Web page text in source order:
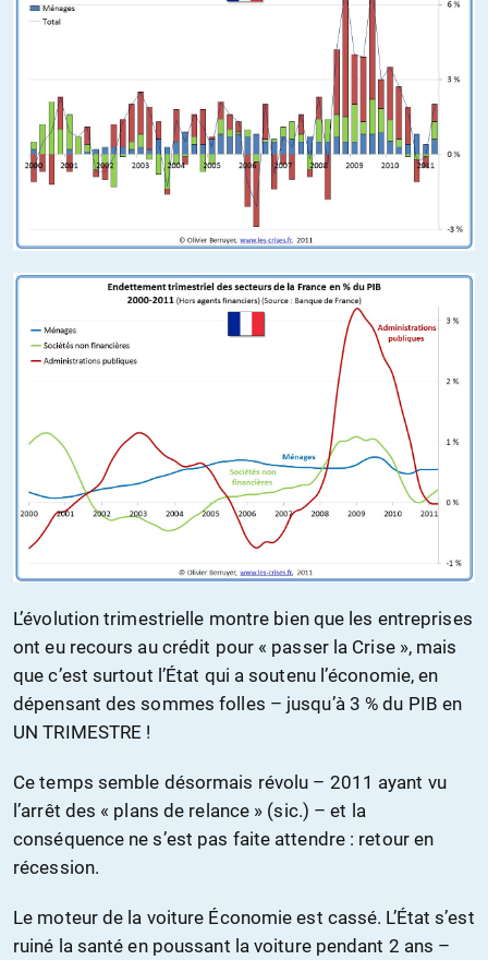
L’évolution trimestrielle montre bien que les entreprises
ont eu recours au crédit pour « passer la Crise », mais
que c’est surtout l’État qui a soutenu l’économie, en
dépensant des sommes folles – jusqu’à 3 % du PIB en
UN TRIMESTRE !
Ce temps semble désormais révolu – 2011 ayant vu
l’arrêt des « plans de relance » (sic.) – et la
conséquence ne s’est pas faite attendre : retour en
récession.
Le moteur de la voiture Économie est cassé. L’État s’est
ruiné la santé en poussant la voiture pendant 2 ans –